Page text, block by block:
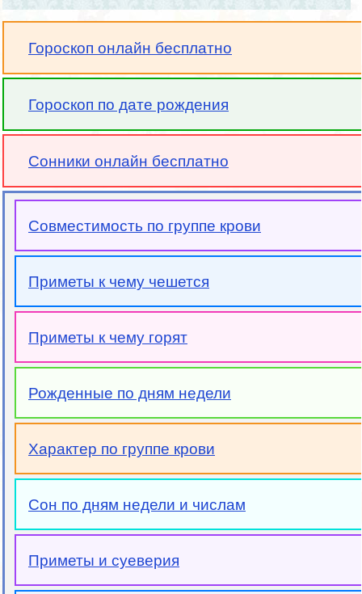
Гороскоп онлайн бесплатно
Гороскоп по дате рождения
Сонники онлайн бесплатно
Совместимость по группе крови
Приметы к чему чешется
Приметы к чему горят
Рожденные по дням недели
Характер по группе крови
Сон по дням недели и числам
Приметы и суеверия